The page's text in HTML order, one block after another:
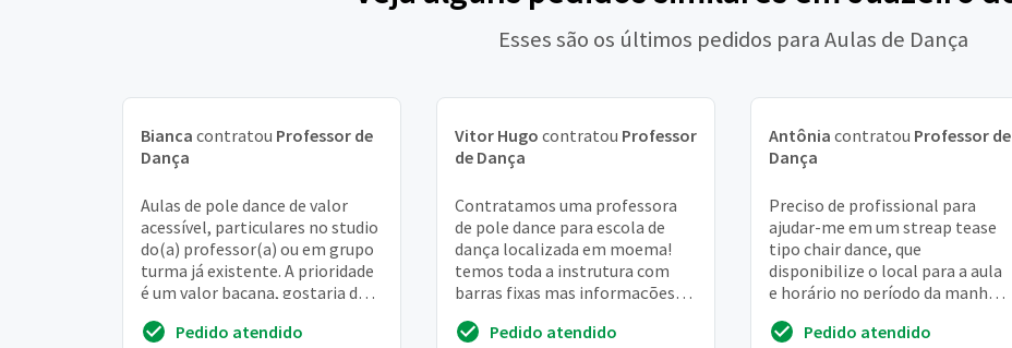
Esses são os últimos pedidos para Aulas de Dança
Bianca contratou Professor de
Dança
Aulas de pole dance de valor
acessível, particulares no studio
do(a) professor(a) ou em grupo
turma já existente. A prioridade
é um valor bacana, gostaria de
semana.Pedido atendido
Vitor Hugo contratou Professor
de Dança
Contratamos uma professora
de pole dance para escola de
dança localizada em moema!
temos toda a instrutura com
barras fixas mas informações
Pedido atendido
Antônia contratou Professor de
Dança
Preciso de profissional para
ajudar-me em um streap tease
tipo chair dance, que
disponibilize o local para a aula
e horário no período da manhã,
Preferência por pro...
Pedido atendido